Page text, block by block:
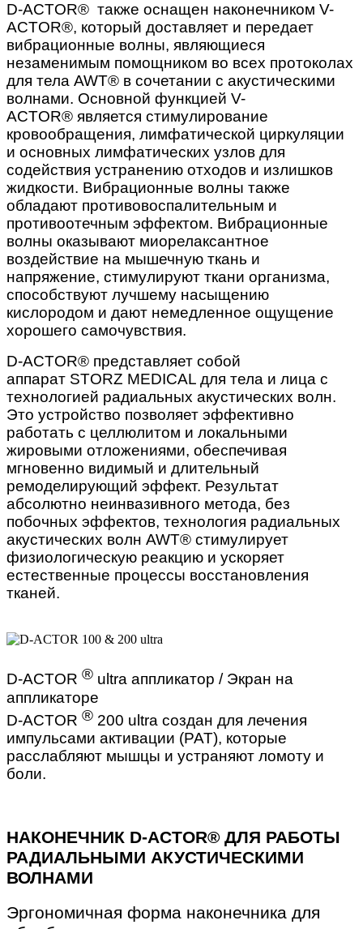
D-ACTOR® также оснащен наконечником V-
ACTOR®, который доставляет и передает
вибрационные волны, являющиеся
незаменимым помощником во всех протоколах
для тела AWT® в сочетании с акустическими
волнами. Основной функцией V-
ACTOR® является стимулирование
кровообращения, лимфатической циркуляции
и основных лимфатических узлов для
содействия устранению отходов и излишков
жидкости. Вибрационные волны также
обладают противовоспалительным и
противоотечным эффектом. Вибрационные
волны оказывают миорелаксантное
воздействие на мышечную ткань и
напряжение, стимулируют ткани организма,
способствуют лучшему насыщению
кислородом и дают немедленное ощущение
хорошего самочувствия.
D-ACTOR® представляет собой
аппарат STORZ MEDICAL для тела и лица с
технологией радиальных акустических волн.
Это устройство позволяет эффективно
работать с целлюлитом и локальными
жировыми отложениями, обеспечивая
мгновенно видимый и длительный
ремоделирующий эффект. Результат
абсолютно неинвазивного метода, без
побочных эффектов, технология радиальных
акустических волн AWT® стимулирует
физиологическую реакцию и ускоряет
естественные процессы восстановления
тканей.
D-ACTOR ® ultra аппликатор / Экран на
аппликаторе
D-ACTOR ® 200 ultra создан для лечения
импульсами активации (PAT), которые
расслабляют мышцы и устраняют ломоту и
боли.
НАКОНЕЧНИК D-ACTOR® ДЛЯ РАБОТЫ
РАДИАЛЬНЫМИ АКУСТИЧЕСКИМИ
ВОЛНАМИ
Эргономичная форма наконечника для